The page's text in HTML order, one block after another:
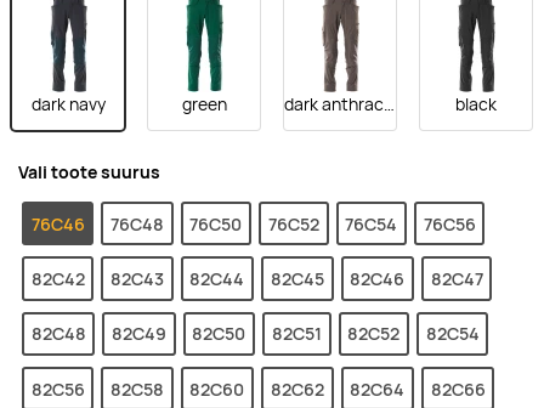
dark navy green dark anthracite black
Vali toote suurus
76C46 76C48 76C50 76C52 76C54 76C56
82C42 82C43 82C44 82C45 82C46 82C47
82C48 82C49 82C50 82C51 82C52 82C54
82C56 82C58 82C60 82C62 82C64 82C66